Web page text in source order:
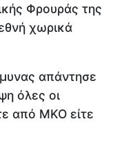
Φρουράς της
χωρικά
απάντησε
όλες οι
από ΜΚΟ είτε